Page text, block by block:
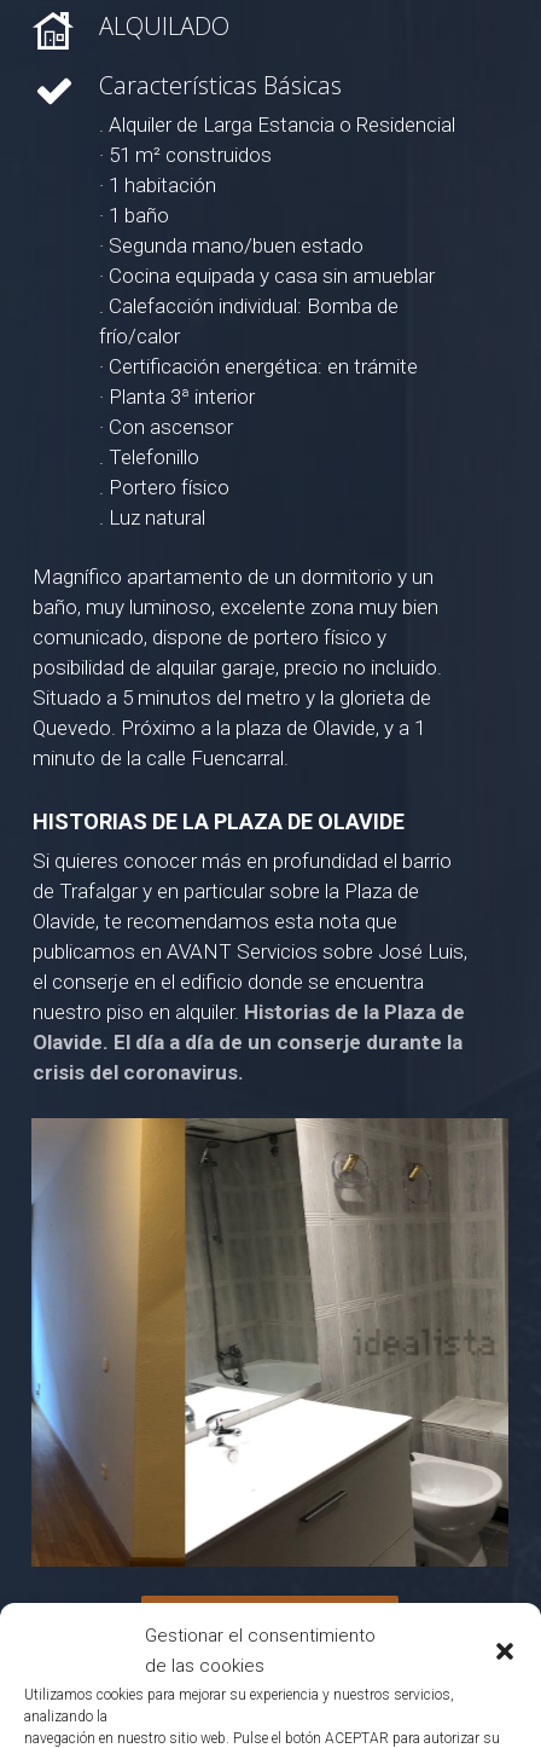
Gestionar el consentimiento
de las cookies
Utilizamos cookies para mejorar su experiencia y nuestros servicios,
analizando la
navegación en nuestro sitio web. Pulse el botón ACEPTAR para autorizar su
ALQUILADO
Características Básicas
. Alquiler de Larga Estancia o Residencial
· 51 m² construidos
· 1 habitación
· 1 baño
· Segunda mano/buen estado
· Cocina equipada y casa sin amueblar
. Calefacción individual: Bomba de
frío/calor
· Certificación energética: en trámite
· Planta 3ª interior
· Con ascensor
. Telefonillo
. Portero físico
. Luz natural
Magnífico apartamento de un dormitorio y un
baño, muy luminoso, excelente zona muy bien
comunicado, dispone de portero físico y
posibilidad de alquilar garaje, precio no incluido.
Situado a 5 minutos del metro y la glorieta de
Quevedo. Próximo a la plaza de Olavide, y a 1
minuto de la calle Fuencarral.
HISTORIAS DE LA PLAZA DE OLAVIDE
Si quieres conocer más en profundidad el barrio
de Trafalgar y en particular sobre la Plaza de
Olavide, te recomendamos esta nota que
publicamos en AVANT Servicios sobre José Luis,
el conserje en el edificio donde se encuentra
nuestro piso en alquiler. Historias de la Plaza de
Olavide. El día a día de un conserje durante la
crisis del coronavirus.